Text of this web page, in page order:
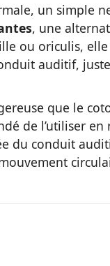
un simple
, une
ou oriculis,
auditif,
que le
de l’utiliser
du conduit